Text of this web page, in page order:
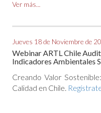
Ver más...
Jueves 18 de Noviembre de
Webinar ARTL Chile
Indicadores Ambientales
Creando Valor
Calidad en Chile.